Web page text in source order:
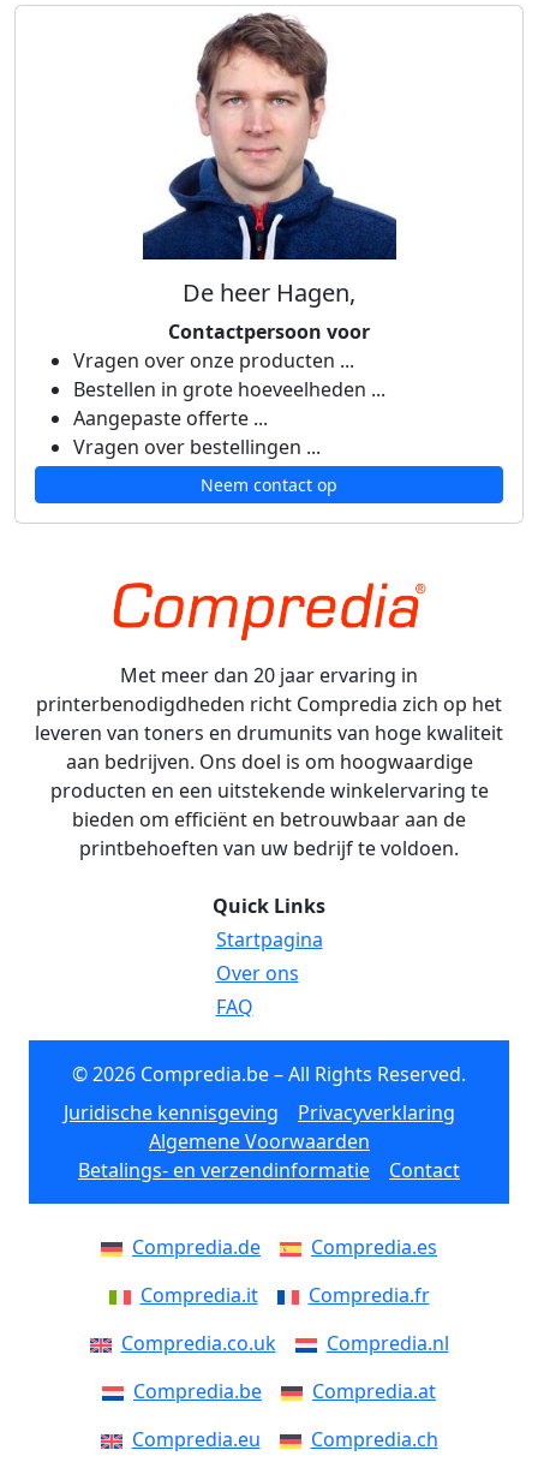
De heer Hagen,
Contactpersoon voor
Vragen over onze producten ...
Bestellen in grote hoeveelheden ...
Aangepaste offerte ...
Vragen over bestellingen ...
Neem contact op
Met meer dan 20 jaar ervaring in
printerbenodigdheden richt Compredia zich op het
leveren van toners en drumunits van hoge kwaliteit
aan bedrijven. Ons doel is om hoogwaardige
producten en een uitstekende winkelervaring te
bieden om efficiënt en betrouwbaar aan de
printbehoeften van uw bedrijf te voldoen.
Quick Links
Startpagina
Over ons
FAQ
© 2026 Compredia.be – All Rights Reserved.
Juridische kennisgeving
Privacyverklaring
Algemene Voorwaarden
Betalings- en verzendinformatie
Contact
Compredia.de
Compredia.es
Compredia.it
Compredia.fr
Compredia.co.uk
Compredia.nl
Compredia.be
Compredia.at
Compredia.eu
Compredia.ch